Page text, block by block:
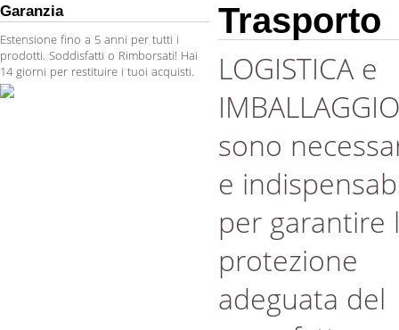
Garanzia
Estensione fino a 5 anni per tutti i
prodotti. Soddisfatti o Rimborsati! Hai
14 giorni per restituire i tuoi acquisti.
Trasporto
LOGISTICA e
IMBALLAGGIO
sono
e
per garantire
protezione
adeguata del